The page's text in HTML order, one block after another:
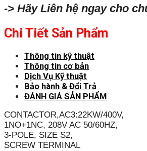
-> Hãy Liên hệ ngay cho
Chi Tiết Sản Phẩm
Thông tin kỹ thuật
Thông tin cơ bản
Dịch Vụ Kỹ thuật
Bảo hành & Đổi Trả
ĐÁNH GIÁ SẢN PHẨM
CONTACTOR,AC3:22KW/400V,
1NO+1NC, 208V AC 50/60HZ,
3-POLE, SIZE S2,
SCREW TERMINAL